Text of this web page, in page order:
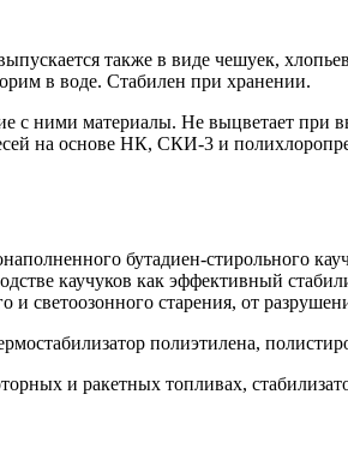
также в виде чешуек,
в воде. Стабилен при хранении.
с ними материалы. Не выцветает при
на основе НК, СКИ-3 и
бутадиен-стирольного
каучуков как эффективный
светоозонного старения, от
полиэтилена,
и ракетных топливах,